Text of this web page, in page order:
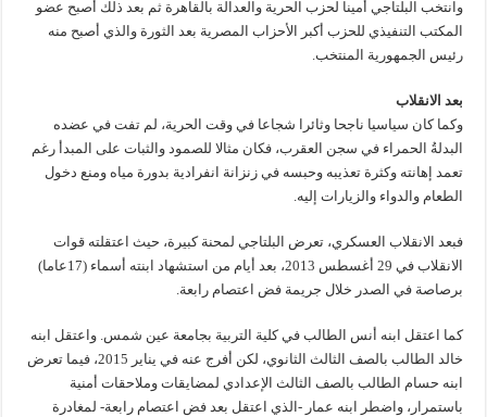
وانتخب البلتاجي أمينا لحزب الحرية والعدالة بالقاهرة ثم بعد ذلك أصبح عضو
المكتب التنفيذي للحزب أكبر الأحزاب المصرية بعد الثورة والذي أصبح منه
رئيس الجمهورية المنتخب.
بعد الانقلاب
وكما كان سياسيا ناجحا وثائرا شجاعا في وقت الحرية، لم تفت في عضده
البدلةُ الحمراء في سجن العقرب، فكان مثالا للصمود والثبات على المبدأ رغم
تعمد إهانته وكثرة تعذيبه وحبسه في زنزانة انفرادية بدورة مياه ومنع دخول
الطعام والدواء والزيارات إليه.
فبعد الانقلاب العسكري، تعرض البلتاجي لمحنة كبيرة، حيث اعتقلته قوات
الانقلاب في 29 أغسطس 2013، بعد أيام من استشهاد ابنته أسماء (17عاما)
برصاصة في الصدر خلال جريمة فض اعتصام رابعة.
كما اعتقل ابنه أنس الطالب في كلية التربية بجامعة عين شمس. واعتقل ابنه
خالد الطالب بالصف الثالث الثانوي، لكن أفرج عنه في يناير 2015، فيما تعرض
ابنه حسام الطالب بالصف الثالث الإعدادي لمضايقات وملاحقات أمنية
باستمرار، واضطر ابنه عمار -الذي اعتقل بعد فض اعتصام رابعة- لمغادرة